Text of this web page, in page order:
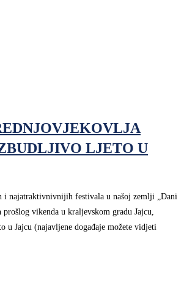
LJETO U
i najatraktivnivnijih festivala u našoj zemlji „Dani
vikenda u kraljevskom gradu Jajcu,
u Jajcu (najavljene događaje možete vidjeti